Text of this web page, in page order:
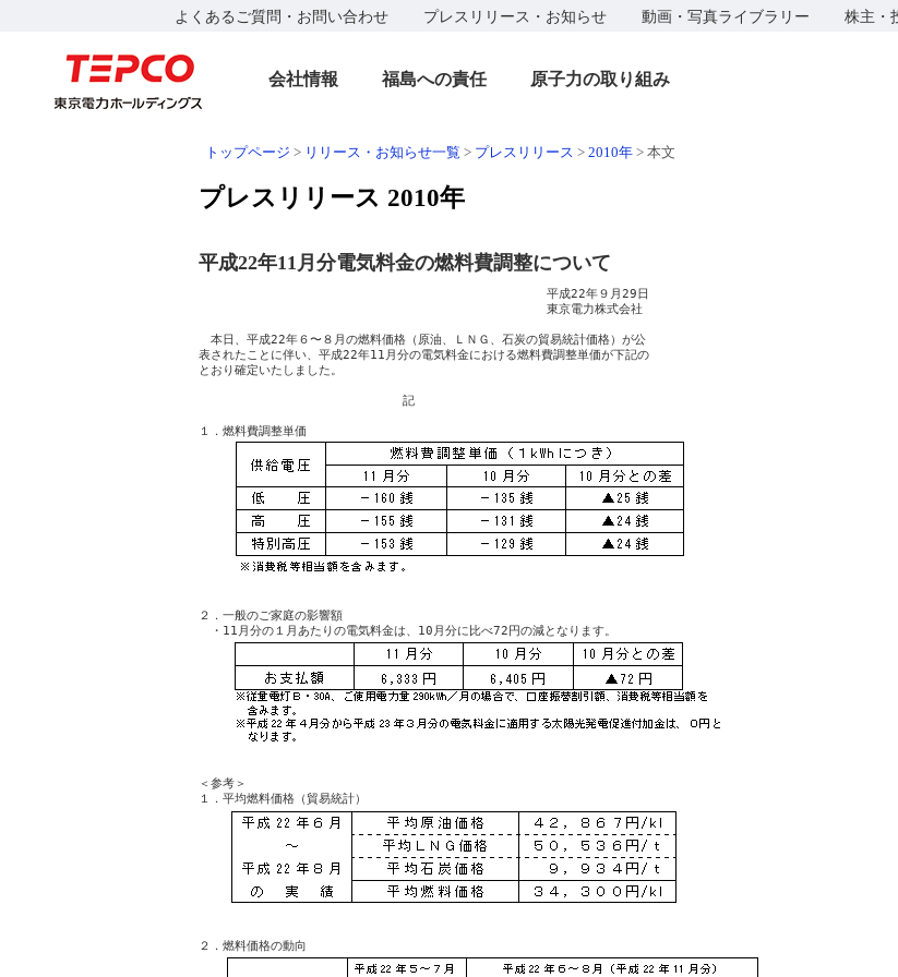
よくあるご質問・お問い合わせ プレスリリース・お知らせ 動画・写真ライブラリー 株主・
会社情報 福島への責任 原子力の取り組み
トップページ > リリース・お知らせ一覧 > プレスリリース > 2010年 > 本文
プレスリリース 2010年
平成22年11月分電気料金の燃料費調整について
平成22年９月29日
東京電力株式会社
本日、平成22年６〜８月の燃料価格（原油、ＬＮＧ、石炭の貿易統計価格）が公
表されたことに伴い、平成22年11月分の電気料金における燃料費調整単価が下記の
とおり確定いたしました。
記
２．一般のご家庭の影響額
＜参考＞